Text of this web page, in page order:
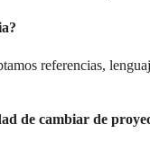
referencias,
de cambiar de